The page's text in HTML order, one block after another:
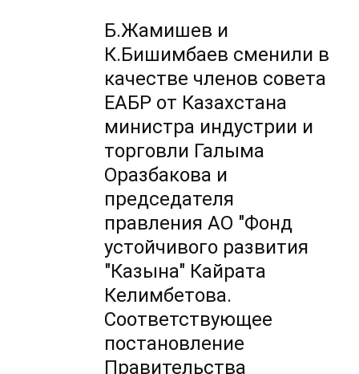
Б.Жамишев и
К.Бишимбаев сменили в
качестве членов совета
ЕАБР от Казахстана
министра индустрии и
торговли Галыма
Оразбакова и
председателя
правления АО "Фонд
устойчивого развития
"Казына" Кайрата
Келимбетова.
Соответствующее
постановление
Правительства